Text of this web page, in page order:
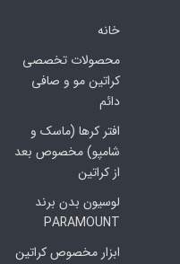
خانه
محصولات تخصصی
کراتین مو و صافی
دائم
افتر کرها (ماسک و
شامپو) مخصوص بعد
از کراتین
لوسیون بدن برند
PARAMOUNT
ابزار مخصوص کراتین